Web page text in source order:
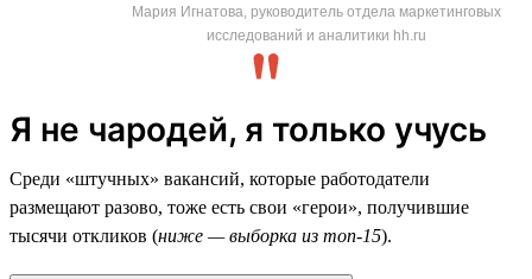
Мария Игнатова, руководитель отдела маркетинговых
исследований и аналитики hh.ru
Я не чародей, я только учусь
Среди «штучных» вакансий, которые работодатели
размещают разово, тоже есть свои «герои», получившие
тысячи откликов (ниже — выборка из топ-15).